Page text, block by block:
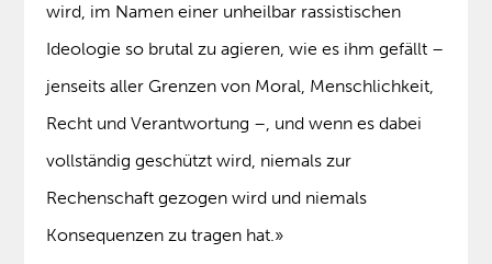
wird, im Namen einer unheilbar rassistischen
Ideologie so brutal zu agieren, wie es ihm gefällt –
jenseits aller Grenzen von Moral, Menschlichkeit,
Recht und Verantwortung –, und wenn es dabei
vollständig geschützt wird, niemals zur
Rechenschaft gezogen wird und niemals
Konsequenzen zu tragen hat.»